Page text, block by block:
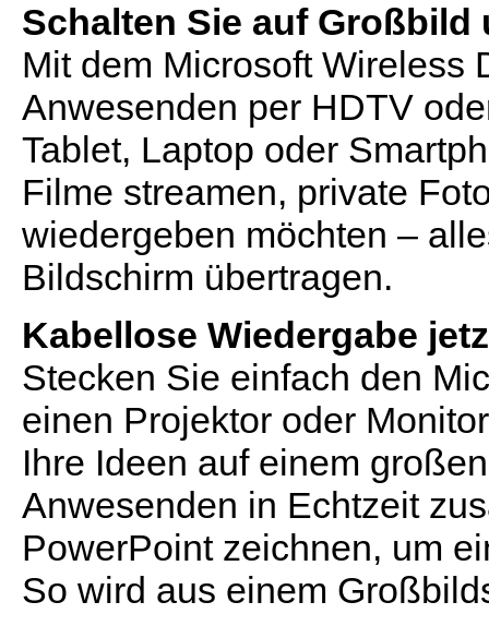
Schalten Sie auf Großbild
Mit dem Microsoft Wireless
Anwesenden per HDTV
Tablet, Laptop oder
Filme streamen, private
wiedergeben möchten –
Bildschirm übertragen.
Kabellose Wiedergabe
Stecken Sie einfach den
einen Projektor oder
Ihre Ideen auf einem
Anwesenden in Echtzeit
PowerPoint zeichnen, um
So wird aus einem